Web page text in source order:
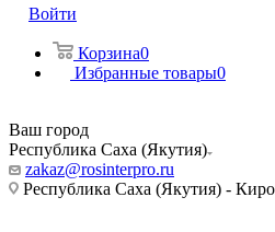
Войти
Корзина0
Избранные товары0
Ваш город
Республика Саха (Якутия)
zakaz@rosinterpro.ru
Республика Саха (Якутия) -